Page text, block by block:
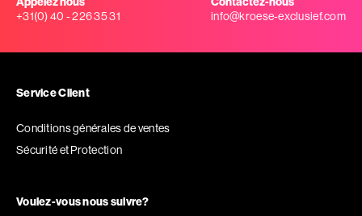
+31(0) 40 - 226 35 31
info@kroese-exclusief.com
Service Client
Conditions générales de ventes
Sécurité et Protection
Voulez-vous nous suivre?